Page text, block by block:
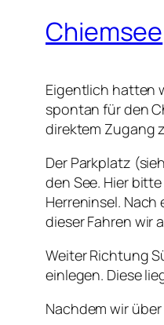
Chiemsee
Eigentlich hatten
spontan für den
direktem Zugang
Der Parkplatz
den See. Hier
Herreninsel. Nach
dieser Fahren wir
Weiter Richtung
einlegen. Diese
Nachdem wir